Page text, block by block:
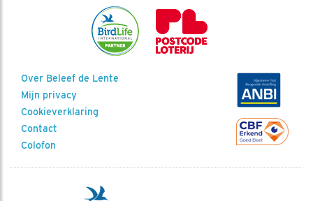
Over Beleef de Lente
Mijn privacy
Cookieverklaring
Contact
Colofon